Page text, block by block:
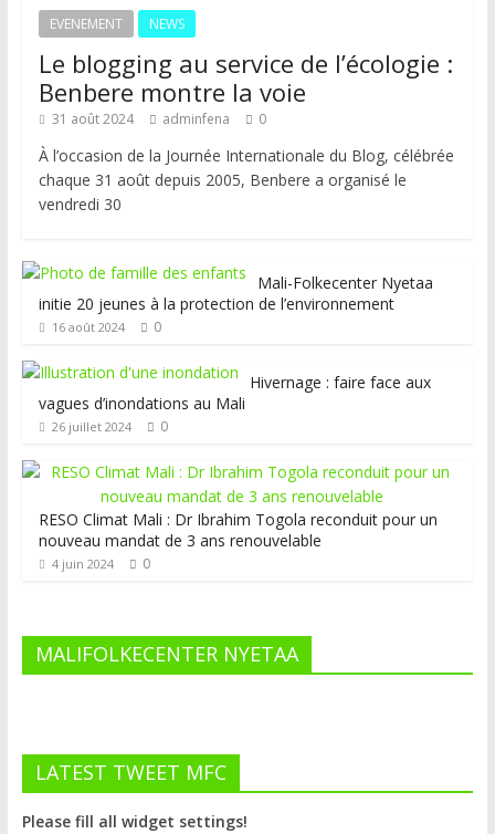
EVENEMENT NEWS
Le blogging au service de l’écologie :
Benbere montre la voie
31 août 2024 adminfena 0
À l’occasion de la Journée Internationale du Blog, célébrée
chaque 31 août depuis 2005, Benbere a organisé le
vendredi 30
Mali-Folkecenter Nyetaa
initie 20 jeunes à la protection de l’environnement
16 août 2024 0
Hivernage : faire face aux
vagues d’inondations au Mali
26 juillet 2024 0
RESO Climat Mali : Dr Ibrahim Togola reconduit pour un
nouveau mandat de 3 ans renouvelable
4 juin 2024 0
MALIFOLKECENTER NYETAA
LATEST TWEET MFC
Please fill all widget settings!